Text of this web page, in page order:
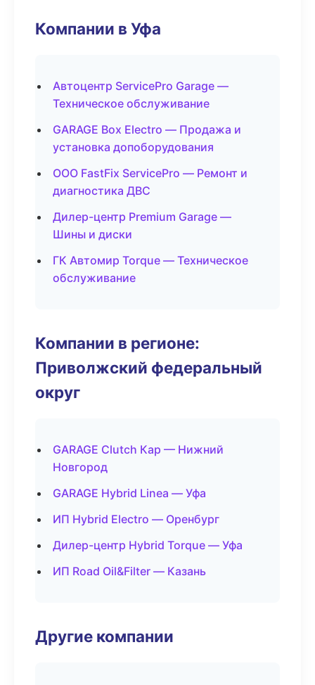
Компании в Уфа
Автоцентр ServicePro Garage —
Техническое обслуживание
GARAGE Box Electro — Продажа и
установка допоборудования
ООО FastFix ServicePro — Ремонт и
диагностика ДВС
Дилер-центр Premium Garage —
Шины и диски
ГК Автомир Torque — Техническое
обслуживание
Компании в регионе:
Приволжский федеральный
округ
GARAGE Clutch Кар — Нижний
Новгород
GARAGE Hybrid Linea — Уфа
ИП Hybrid Electro — Оренбург
Дилер-центр Hybrid Torque — Уфа
ИП Road Oil&Filter — Казань
Другие компании